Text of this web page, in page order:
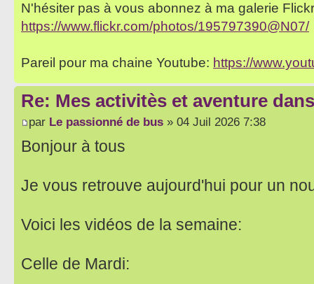
N'hésiter pas à vous abonnez à ma galerie
https://www.flickr.com/photos/195797390@N07/
Pareil pour ma chaine Youtube: https://
Re: Mes activitès et aventure
par Le passionné de bus » 04 Juil 2026 7:38
Bonjour à tous
Je vous retrouve aujourd'hui pour un
Voici les vidéos de la semaine:
Celle de Mardi: